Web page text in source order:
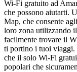
Wi-Fi gratuito ad
che possono aiutarti.
Map, che consente
loro zona utilizzando
facilmente trovare il
ti portino i tuoi
che il solo Wi-Fi
popolari che